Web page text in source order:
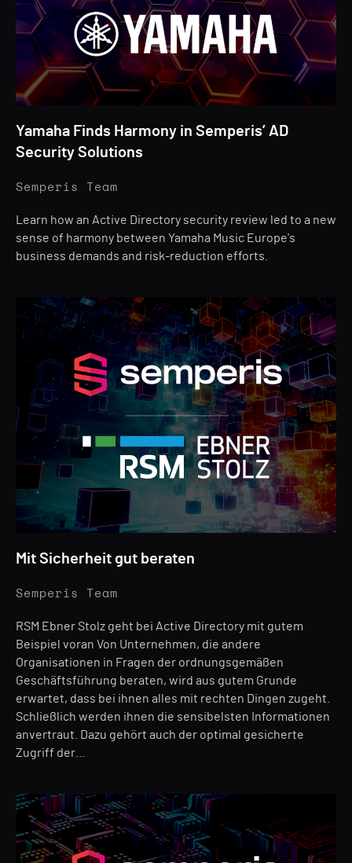
Yamaha Finds Harmony in Semperis’ AD
Security Solutions
Semperis Team
Learn how an Active Directory security review led to a new
sense of harmony between Yamaha Music Europe's
business demands and risk-reduction efforts.
Mit Sicherheit gut beraten
Semperis Team
RSM Ebner Stolz geht bei Active Directory mit gutem
Beispiel voran Von Unternehmen, die andere
Organisationen in Fragen der ordnungsgemäßen
Geschäftsführung beraten, wird aus gutem Grunde
erwartet, dass bei ihnen alles mit rechten Dingen zugeht.
Schließlich werden ihnen die sensibelsten Informationen
anvertraut. Dazu gehört auch der optimal gesicherte
Zugriff der…